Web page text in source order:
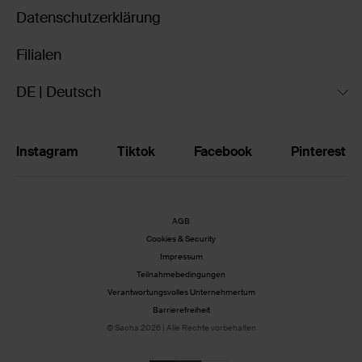
Datenschutzerklärung
Filialen
DE | Deutsch
Instagram Tiktok Facebook Pinterest
AGB
Cookies & Security
Impressum
Teilnahmebedingungen
Verantwortungsvolles Unternehmertum
Barrierefreiheit
© Sacha 2026 | Alle Rechte vorbehalten